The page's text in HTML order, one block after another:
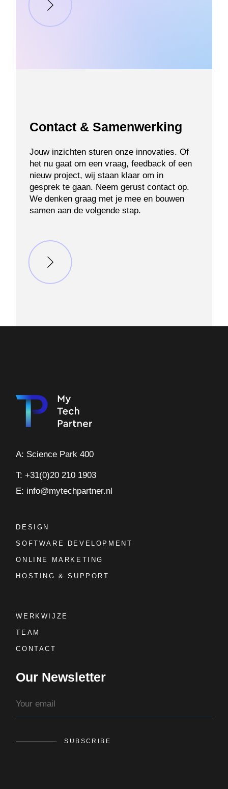
Contact & Samenwerking
Jouw inzichten sturen onze innovaties. Of
het nu gaat om een vraag, feedback of een
nieuw project, wij staan klaar om in
gesprek te gaan. Neem gerust contact op.
We denken graag met je mee en bouwen
samen aan de volgende stap.
A: Science Park 400
T: +31(0)20 210 1903
E: info@mytechpartner.nl
DESIGN
SOFTWARE DEVELOPMENT
ONLINE MARKETING
HOSTING & SUPPORT
WERKWIJZE
TEAM
CONTACT
Our Newsletter
SUBSCRIBE